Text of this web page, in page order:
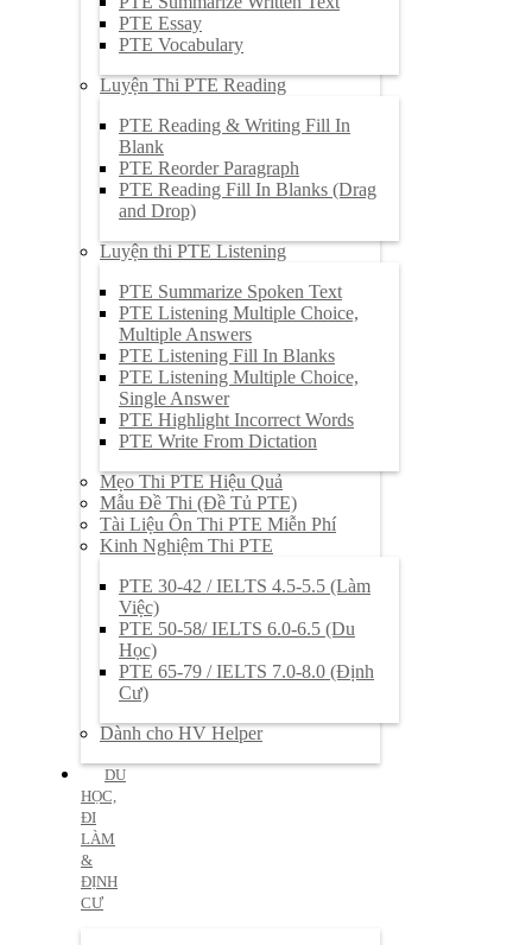
PTE Essay
PTE Vocabulary
Luyện Thi PTE Reading
PTE Reading & Writing Fill In
Blank
PTE Reorder Paragraph
PTE Reading Fill In Blanks (Drag
and Drop)
Luyện thi PTE Listening
PTE Summarize Spoken Text
PTE Listening Multiple Choice,
Multiple Answers
PTE Listening Fill In Blanks
PTE Listening Multiple Choice,
Single Answer
PTE Highlight Incorrect Words
PTE Write From Dictation
Mẹo Thi PTE Hiệu Quả
Mẫu Đề Thi (Đề Tủ PTE)
Tài Liệu Ôn Thi PTE Miễn Phí
Kinh Nghiệm Thi PTE
PTE 30-42 / IELTS 4.5-5.5 (Làm
Việc)
PTE 50-58/ IELTS 6.0-6.5 (Du
Học)
PTE 65-79 / IELTS 7.0-8.0 (Định
Cư)
Dành cho HV Helper
DU
HỌC,
ĐI
LÀM
&
ĐỊNH
CƯ